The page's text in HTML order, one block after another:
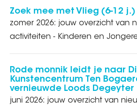
Zoek mee met Vlieg (6-12 j.)
zomer 2026: jouw overzicht van
activiteiten - Kinderen en
Rode monnik leidt je naar
Kunstencentrum Ten
vernieuwde Loods Degeyter
juni 2026: jouw overzicht van